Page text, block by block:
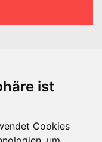
ist
Cookies